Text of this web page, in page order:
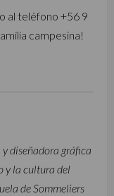
al teléfono +56 9
campesina!
diseñadora gráfica
y la cultura del
de Sommeliers